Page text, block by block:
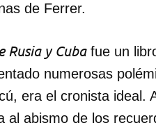
de Ferrer.
Rusia y Cubafue un
numerosas
era el cronista ideal.
al abismo de los